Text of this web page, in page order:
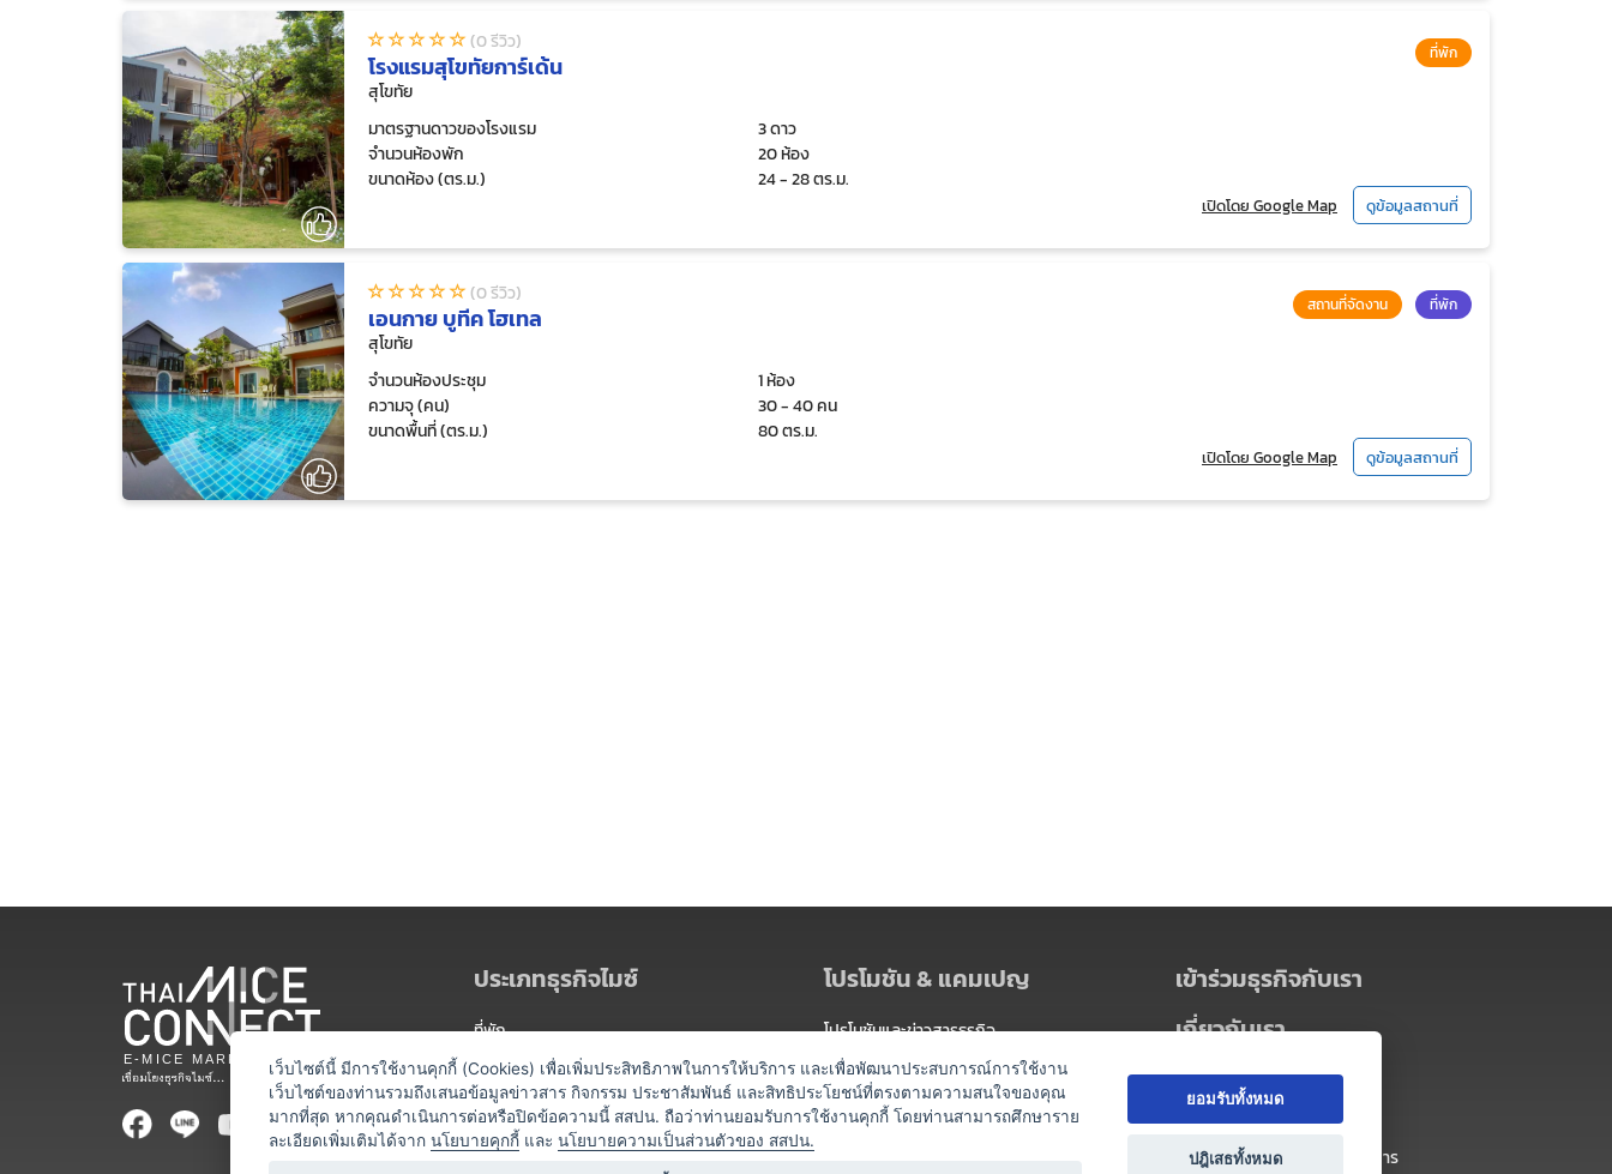
(0 รีวิว)
โรงแรมสุโขทัยการ์เด้น
สุโขทัย
ที่พัก
มาตรฐานดาวของโรงแรม
3 ดาว
จำนวนห้องพัก
20 ห้อง
ขนาดห้อง (ตร.ม.)
24 - 28 ตร.ม.
เปิดโดย Google Map ดูข้อมูลสถานที่
(0 รีวิว)
เอนกาย บูทีค โฮเทล
สุโขทัย
สถานที่จัดงาน ที่พัก
จำนวนห้องประชุม
1 ห้อง
ความจุ (คน)
30 - 40 คน
ขนาดพื้นที่ (ตร.ม.)
80 ตร.ม.
เปิดโดย Google Map ดูข้อมูลสถานที่
ประเภทธุรกิจไมซ์
ที่พัก
สถานที่จัดงาน
ท่องเที่ยว / นำเที่ยว
ออแกไนเซอร์
โปรโมชัน & แคมเปญ
โปรโมชันและข่าวสารธุรกิจ
แพ็กเกจ
แคมเปญ
เข้าร่วมธุรกิจกับเรา
เกี่ยวกับเรา
เกี่ยวกับ Thai MICE Connect
นโยบายความเป็นส่วนตัว
ข้อตกลง และเงื่อนไขการใช้บริการ
เว็บไซต์นี้ มีการใช้งานคุกกี้ (Cookies) เพื่อเพิ่มประสิทธิภาพในการให้บริการ และเพื่อพัฒนาประสบการณ์การใช้งาน
เว็บไซต์ของท่านรวมถึงเสนอข้อมูลข่าวสาร กิจกรรม ประชาสัมพันธ์ และสิทธิประโยชน์ที่ตรงตามความสนใจของคุณ
มากที่สุด หากคุณดำเนินการต่อหรือปิดข้อความนี้ สสปน. ถือว่าท่านยอมรับการใช้งานคุกกี้ โดยท่านสามารถศึกษาราย
ละเอียดเพิ่มเติมได้จาก นโยบายคุกกี้ และ นโยบายความเป็นส่วนตัวของ สสปน.
ยอมรับทั้งหมด
ปฎิเสธทั้งหมด